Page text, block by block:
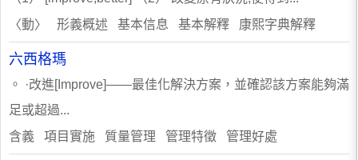
〈動〉 形義概述 基本信息 基本解釋 康熙字典解釋
六西格瑪
。 ·改進[Improve]——最佳化解決方案，並確認該方案能夠滿
足或超過...
含義 項目實施 質量管理 管理特徵 管理好處